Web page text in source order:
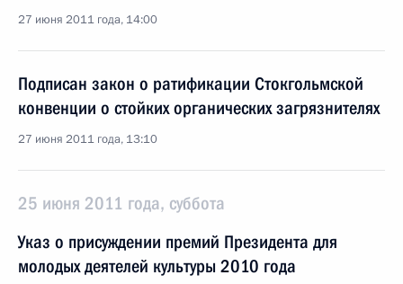
27 июня 2011 года, 14:00
Подписан закон о ратификации Стокгольмской
конвенции о стойких органических загрязнителях
27 июня 2011 года, 13:10
25 июня 2011 года, суббота
Указ о присуждении премий Президента для
молодых деятелей культуры 2010 года